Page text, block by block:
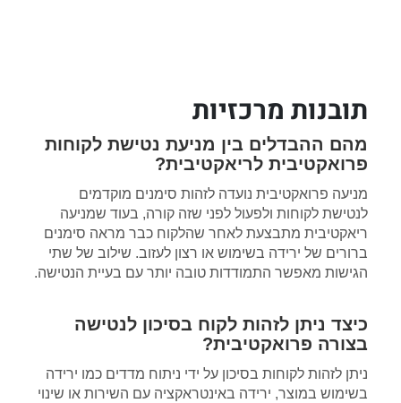
תובנות מרכזיות
מהם ההבדלים בין מניעת נטישת לקוחות
פרואקטיבית לריאקטיבית?
מניעה פרואקטיבית נועדה לזהות סימנים מוקדמים
לנטישת לקוחות ולפעול לפני שזה קורה, בעוד שמניעה
ריאקטיבית מתבצעת לאחר שהלקוח כבר מראה סימנים
ברורים של ירידה בשימוש או רצון לעזוב. שילוב של שתי
הגישות מאפשר התמודדות טובה יותר עם בעיית הנטישה.
כיצד ניתן לזהות לקוח בסיכון לנטישה
בצורה פרואקטיבית?
ניתן לזהות לקוחות בסיכון על ידי ניתוח מדדים כמו ירידה
בשימוש במוצר, ירידה באינטראקציה עם השירות או שינוי